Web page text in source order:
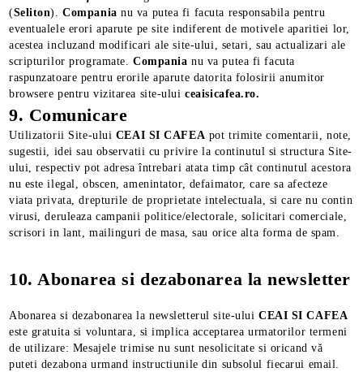
(Seliton).Companianu va putea fi facuta responsabila pentru
eventualele erori aparute pe site indiferent de motivele aparitiei lor,
acestea incluzand modificari ale site-ului, setari, sau actualizari ale
scripturilor programate. Companianu va putea fi facuta
raspunzatoare pentru erorile aparute datorita folosirii anumitor
browsere pentru vizitarea site-uluiceaisicafea.ro.
9. Comunicare
Utilizatorii Site-ului CEAI SI CAFEA pot trimite comentarii, note,
sugestii, idei sau observatii cu privire la continutul si structura Site-
ului, respectiv pot adresa întrebari atata timp cât continutul acestora
nu este ilegal, obscen, amenintator, defaimator, care sa afecteze
viata privata, drepturile de proprietate intelectuala, si care nu contin
virusi, deruleaza campanii politice/electorale, solicitari comerciale,
scrisori in lant, mailinguri de masa, sau orice alta forma de spam.
10. Abonarea si dezabonarea la newsletter
Abonarea si dezabonarea la newsletterul site-ului CEAI SI CAFEA
este gratuita si voluntara, si implica acceptarea urmatorilor termeni
de utilizare: Mesajele trimise nu sunt nesolicitate si oricand vă
puteti dezabona urmand instructiunile din subsolul fiecarui email.